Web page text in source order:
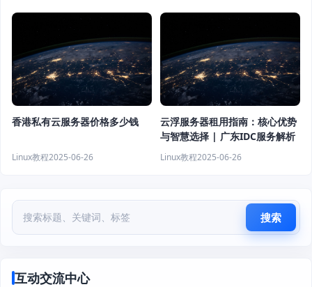
香港私有云服务器价格多少钱
Linux教程2025-06-26
云浮服务器租用指南：核心优势
与智慧选择 | 广东IDC服务解析
Linux教程2025-06-26
搜索
互动交流中心